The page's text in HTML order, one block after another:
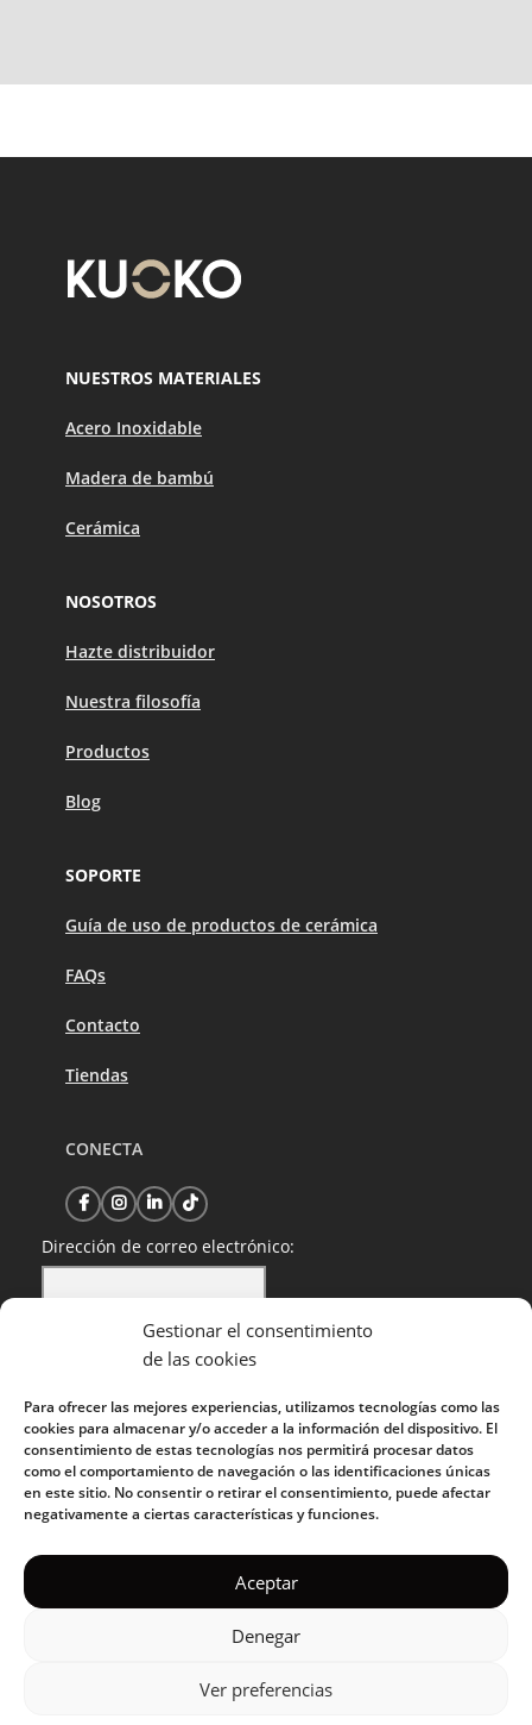
Gestionar el consentimiento
de las cookies
Para ofrecer las mejores experiencias, utilizamos tecnologías como las
cookies para almacenar y/o acceder a la información del dispositivo. El
consentimiento de estas tecnologías nos permitirá procesar datos
como el comportamiento de navegación o las identificaciones únicas
en este sitio. No consentir o retirar el consentimiento, puede afectar
negativamente a ciertas características y funciones.
Aceptar
Denegar
Ver preferencias
NUESTROS MATERIALES
Acero Inoxidable
Madera de bambú
Cerámica
NOSOTROS
Hazte distribuidor
Nuestra filosofía
Productos
Blog
SOPORTE
Guía de uso de productos de cerámica
FAQs
Contacto
Tiendas
CONECTA
Dirección de correo electrónico:
He leído y acepto la política de privacidad
Política de cookies